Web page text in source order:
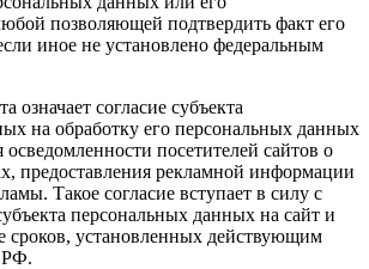
позволяющей подтвердить факт его
иное не установлено федеральным
означает согласие субъекта
на обработку его персональных данных
посетителей сайтов о
предоставления рекламной информации
Такое согласие вступает в силу с
персональных данных на сайт и
сроков, установленных действующим
РФ.